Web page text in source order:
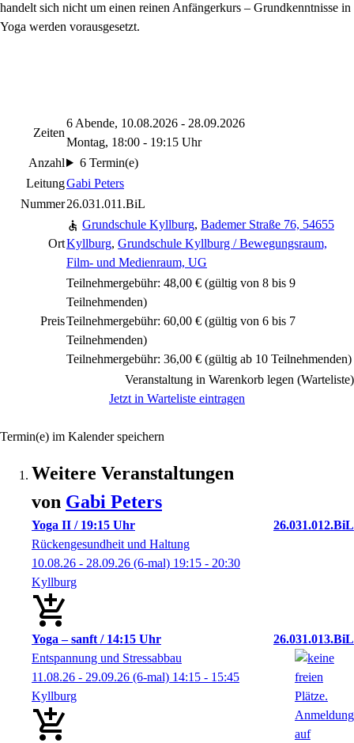
handelt sich nicht um einen reinen Anfängerkurs – Grundkenntnisse in
Yoga werden vorausgesetzt.
Zeiten
6 Abende, 10.08.2026 - 28.09.2026
Montag, 18:00 - 19:15 Uhr
Anzahl
6 Termin(e)
LeitungGabi Peters
Nummer26.031.011.BiL
Ort
Grundschule Kyllburg, Bademer Straße 76, 54655
Kyllburg, Grundschule Kyllburg / Bewegungsraum,
Film- und Medienraum, UG
Preis
Teilnehmergebühr: 48,00 € (gültig von 8 bis 9
Teilnehmenden)
Teilnehmergebühr: 60,00 € (gültig von 6 bis 7
Teilnehmenden)
Teilnehmergebühr: 36,00 € (gültig ab 10 Teilnehmenden)
Veranstaltung in Warenkorb legen (Warteliste)
Jetzt in Warteliste eintragen
Termin(e) im Kalender speichern
Weitere Veranstaltungen
von Gabi Peters
Yoga II / 19:15 Uhr
26.031.012.BiL
Rückengesundheit und Haltung
10.08.26 - 28.09.26 (6-mal) 19:15 - 20:30
Kyllburg
Yoga – sanft / 14:15 Uhr
26.031.013.BiL
Entspannung und Stressabbau
11.08.26 - 29.09.26 (6-mal) 14:15 - 15:45
Kyllburg